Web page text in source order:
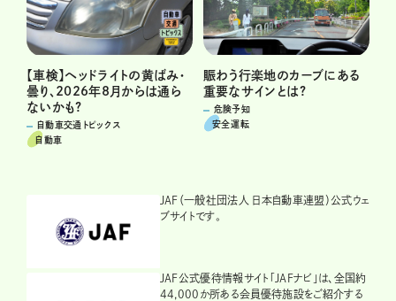
【車検】ヘッドライトの黄ばみ・
曇り、2026年8月からは通ら
ないかも?
自動車交通トピックス
自動車
賑わう行楽地のカーブにある
重要なサインとは?
危険予知
安全運転
JAF（一般社団法人 日本自動車連盟）公式ウェ
ブサイトです。
JAF公式優待情報サイト「JAFナビ」は、全国約
44,000か所ある会員優待施設をご紹介する